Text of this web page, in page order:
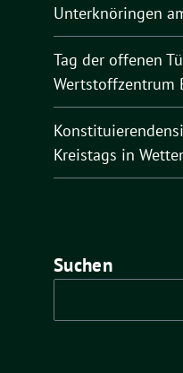
Unterknöringen
Tag der offenen
Wertstoffzentrum
Kreistags in
Suchen